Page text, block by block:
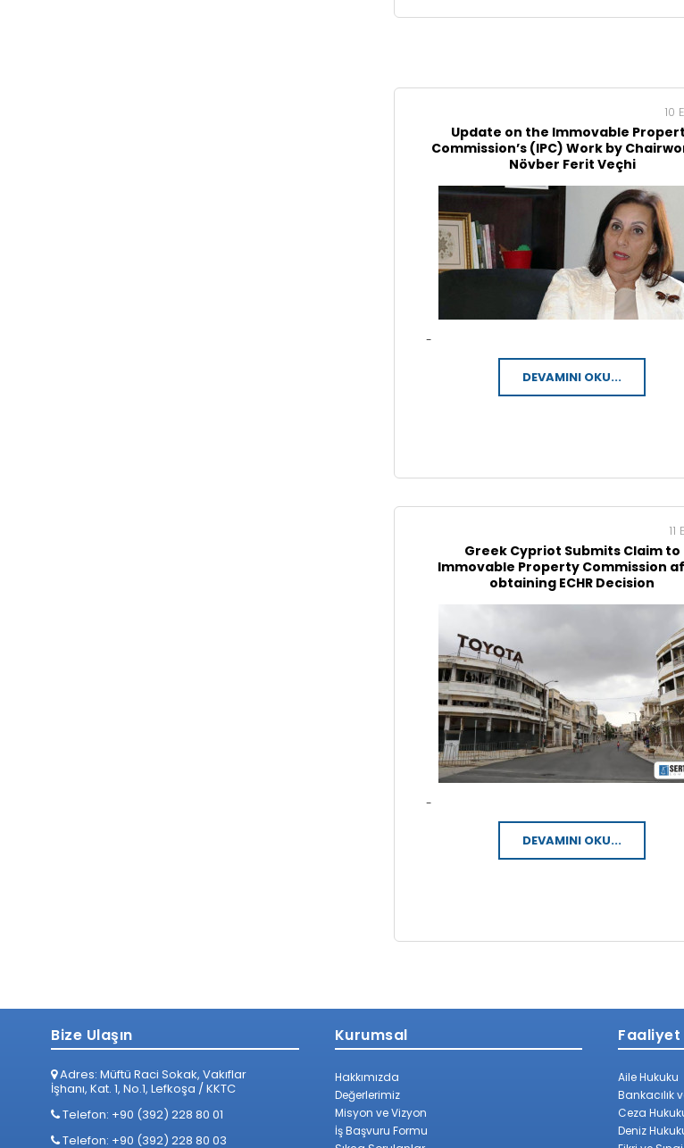
10
Update on the Immovable
Commission’s (IPC) Work by
Növber Ferit Veçhi
-
DEVAMINI OKU...
Greek Cypriot Submits Claim to
Immovable Property Commission
obtaining ECHR Decision
-
DEVAMINI OKU...
Bize Ulaşın
Adres: Müftü Raci Sokak, Vakıflar
İşhanı, Kat. 1, No.1, Lefkoşa / KKTC
Telefon: +90 (392) 228 80 01
Telefon: +90 (392) 228 80 03
Kurumsal
Hakkımızda
Değerlerimiz
Misyon ve Vizyon
İş Başvuru Formu
Faaliyet
Aile Hukuku
Bankacılık
Ceza
Deniz